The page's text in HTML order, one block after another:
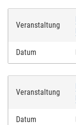
Veranstaltung
Datum
Veranstaltung
Datum